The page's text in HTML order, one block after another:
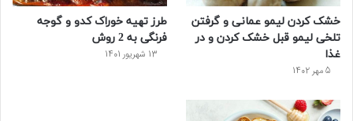
خشک کردن لیمو عمانی و گرفتن
تلخی لیمو قبل خشک کردن و در
غذا
5 مهر 1402
طرز تهیه خوراک کدو و گوجه
فرنگی به 2 روش
13 شهریور 1401